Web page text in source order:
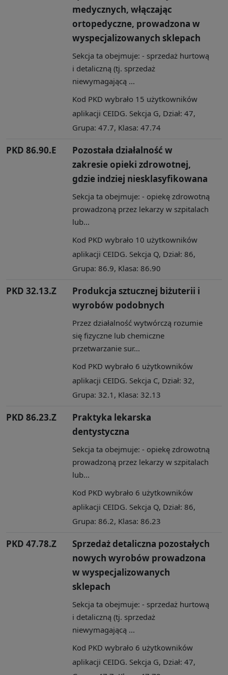
medycznych, włączając
ortopedyczne, prowadzona w
wyspecjalizowanych sklepach
Sekcja ta obejmuje: - sprzedaż hurtową
i detaliczną (tj. sprzedaż
niewymagającą ...
Kod PKD wybrało 15 użytkowników
aplikacji CEIDG. Sekcja G, Dział: 47,
Grupa: 47.7, Klasa: 47.74
PKD 86.90.E
Pozostała działalność w
zakresie opieki zdrowotnej,
gdzie indziej niesklasyfikowana
Sekcja ta obejmuje: - opiekę zdrowotną
prowadzoną przez lekarzy w szpitalach
lub...
Kod PKD wybrało 10 użytkowników
aplikacji CEIDG. Sekcja Q, Dział: 86,
Grupa: 86.9, Klasa: 86.90
PKD 32.13.Z
Produkcja sztucznej biżuterii i
wyrobów podobnych
Przez działalność wytwórczą rozumie
się fizyczne lub chemiczne
przetwarzanie sur...
Kod PKD wybrało 6 użytkowników
aplikacji CEIDG. Sekcja C, Dział: 32,
Grupa: 32.1, Klasa: 32.13
PKD 86.23.Z
Praktyka lekarska
dentystyczna
Sekcja ta obejmuje: - opiekę zdrowotną
prowadzoną przez lekarzy w szpitalach
lub...
Kod PKD wybrało 6 użytkowników
aplikacji CEIDG. Sekcja Q, Dział: 86,
Grupa: 86.2, Klasa: 86.23
PKD 47.78.Z
Sprzedaż detaliczna pozostałych
nowych wyrobów prowadzona
w wyspecjalizowanych
sklepach
Sekcja ta obejmuje: - sprzedaż hurtową
i detaliczną (tj. sprzedaż
niewymagającą ...
Kod PKD wybrało 6 użytkowników
aplikacji CEIDG. Sekcja G, Dział: 47,